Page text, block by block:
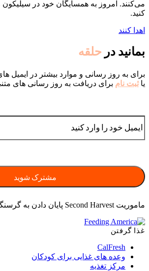
می‌کنند. امروز به همسایگان خود در
کنید.
اهدا کنند
بمانید در حلقه
برای به روز رسانی و موارد بیشتر در ایمیل
یاثبت نام برای دریافت به روز رسانی های
ماموریت Second Harvest پایان دادن به گرسنگی در جامعه ما است.
غذا گرفتن
CalFresh
وعده های غذایی برای کودکان
مرکز تغذیه